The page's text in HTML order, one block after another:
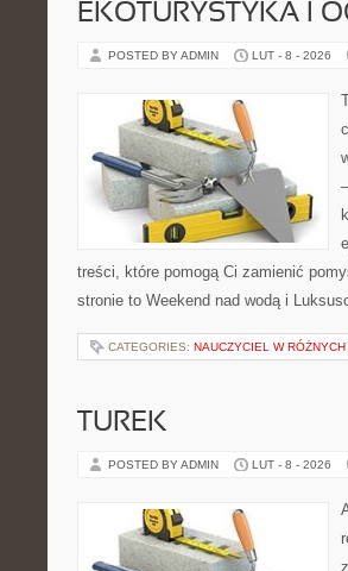
EKOTURYSTYKA I
POSTED BY ADMIN LUT - 8 - 2026
treści, które pomogą Ci zamienić
stronie to Weekend nad wodą i
CATEGORIES: NAUCZYCIEL W
TUREK
POSTED BY ADMIN LUT - 8 - 2026